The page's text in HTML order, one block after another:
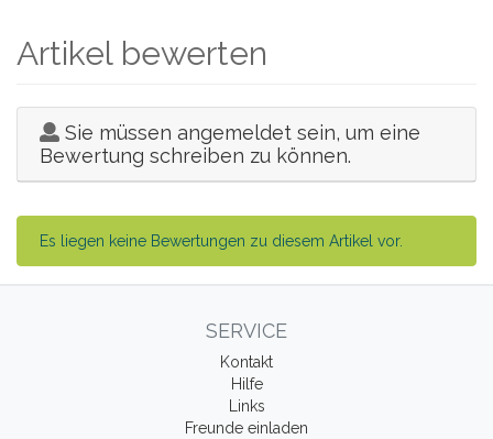
Artikel bewerten
Sie müssen angemeldet sein, um eine
Bewertung schreiben zu können.
Es liegen keine Bewertungen zu diesem Artikel vor.
SERVICE
Kontakt
Hilfe
Links
Freunde einladen